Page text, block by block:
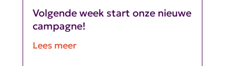
Volgende week start onze nieuwe
campagne!
Lees meer